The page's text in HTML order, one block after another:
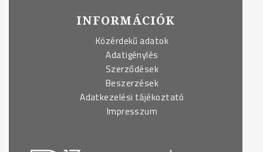
INFORMÁCIÓK
Közérdekű adatok
Adatigénylés
Szerződések
Beszerzések
Adatkezelési tájékoztató
Impresszum